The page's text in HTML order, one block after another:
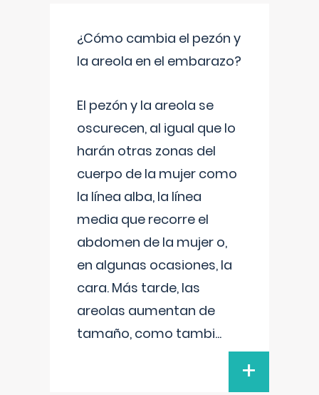
¿Cómo cambia el pezón y
la areola en el embarazo?
El pezón y la areola se
oscurecen, al igual que lo
harán otras zonas del
cuerpo de la mujer como
la línea alba, la línea
media que recorre el
abdomen de la mujer o,
en algunas ocasiones, la
cara. Más tarde, las
areolas aumentan de
tamaño, como tambi...
+